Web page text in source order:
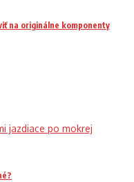
na originálne komponenty